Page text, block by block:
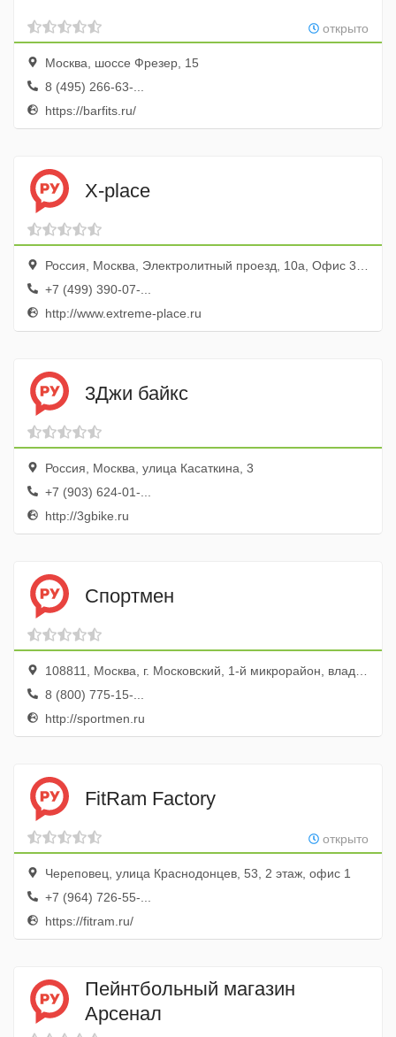
открыто
Москва, шоссе Фрезер, 15
8 (495) 266-63-...
https://barfits.ru/
X-place
Россия, Москва, Электролитный проезд, 10а, Офис 307а
+7 (499) 390-07-...
http://www.extreme-place.ru
3Джи байкс
Россия, Москва, улица Касаткина, 3
+7 (903) 624-01-...
http://3gbike.ru
Спортмен
108811, Москва, г. Московский, 1-й микрорайон, владение 5
8 (800) 775-15-...
http://sportmen.ru
FitRam Factory
открыто
Череповец, улица Краснодонцев, 53, 2 этаж, офис 1
+7 (964) 726-55-...
https://fitram.ru/
Пейнтбольный магазин
Арсенал